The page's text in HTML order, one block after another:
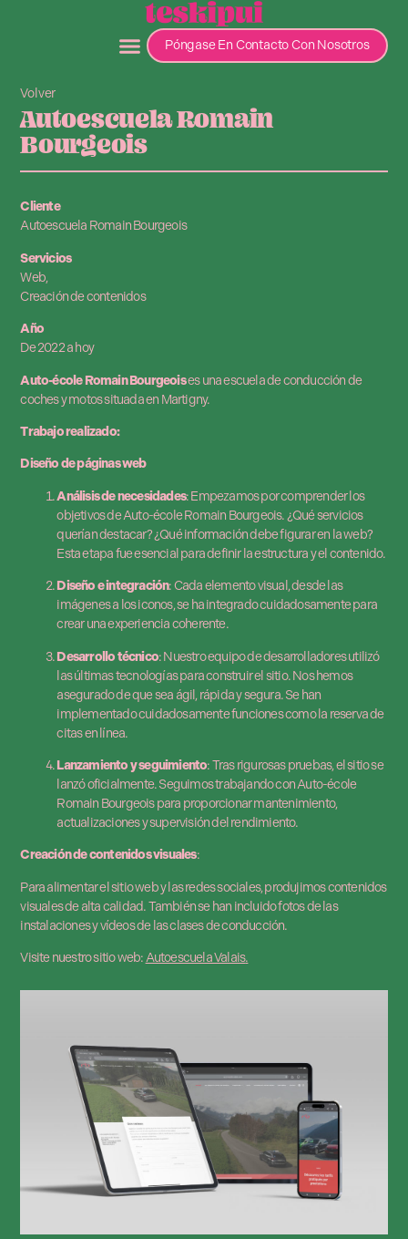
Póngase En Contacto Con Nosotros
Volver
Autoescuela Romain
Bourgeois
Cliente
Autoescuela Romain Bourgeois
Servicios
Web,
Creación de contenidos
Año
De 2022 a hoy
Auto-école Romain Bourgeoises una escuela de conducción de
coches y motos situada en Martigny.
Trabajo realizado:
Diseño de páginas web
Análisis de necesidades: Empezamos por comprender los
objetivos de Auto-école Romain Bourgeois. ¿Qué servicios
querían destacar? ¿Qué información debe figurar en la web?
Esta etapa fue esencial para definir la estructura y el contenido.
Diseño e integración: Cada elemento visual, desde las
imágenes a los iconos, se ha integrado cuidadosamente para
crear una experiencia coherente.
Desarrollo técnico: Nuestro equipo de desarrolladores utilizó
las últimas tecnologías para construir el sitio. Nos hemos
asegurado de que sea ágil, rápida y segura. Se han
implementado cuidadosamente funciones como la reserva de
citas en línea.
Lanzamiento y seguimiento: Tras rigurosas pruebas, el sitio se
lanzó oficialmente. Seguimos trabajando con Auto-école
Romain Bourgeois para proporcionar mantenimiento,
actualizaciones y supervisión del rendimiento.
Creación de contenidos visuales:
Para alimentar el sitio web y las redes sociales, produjimos contenidos
visuales de alta calidad. También se han incluido fotos de las
instalaciones y vídeos de las clases de conducción.
Visite nuestro sitio web:Autoescuela Valais.